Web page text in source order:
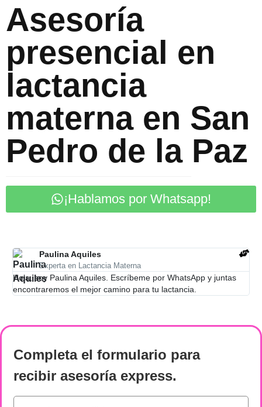
Asesoría
presencial en
lactancia
materna en San
Pedro de la Paz
¡Hablamos por Whatsapp!
Paulina Aquiles
Experta en Lactancia Materna
Hola, soy Paulina Aquiles. Escríbeme por WhatsApp y juntas
encontraremos el mejor camino para tu lactancia.
Completa el formulario para
recibir asesoría express.